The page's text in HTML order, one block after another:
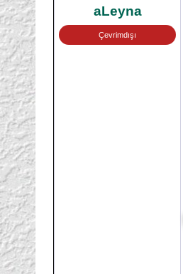
aLeyna
Çevrimdışı